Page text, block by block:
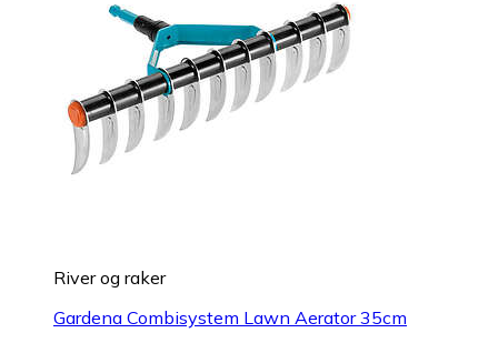
River og raker
Gardena Combisystem Lawn Aerator 35cm